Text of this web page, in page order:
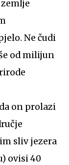
Ne čudi
od milijun
on prolazi
sliv jezera
ovisi 40